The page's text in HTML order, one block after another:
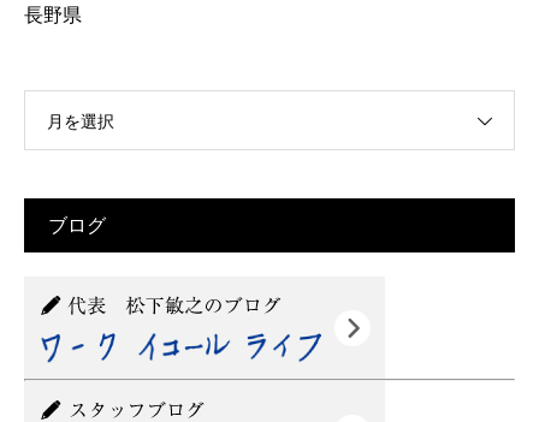
長野県
月を選択
ブログ